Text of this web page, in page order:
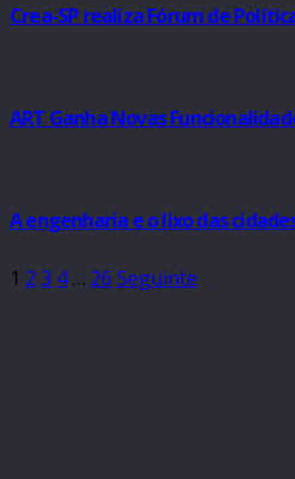
Crea-SP realiza Fórum de
ART Ganha Novas
A engenharia e o lixo das
1 2 3 4 … 26 Seguinte